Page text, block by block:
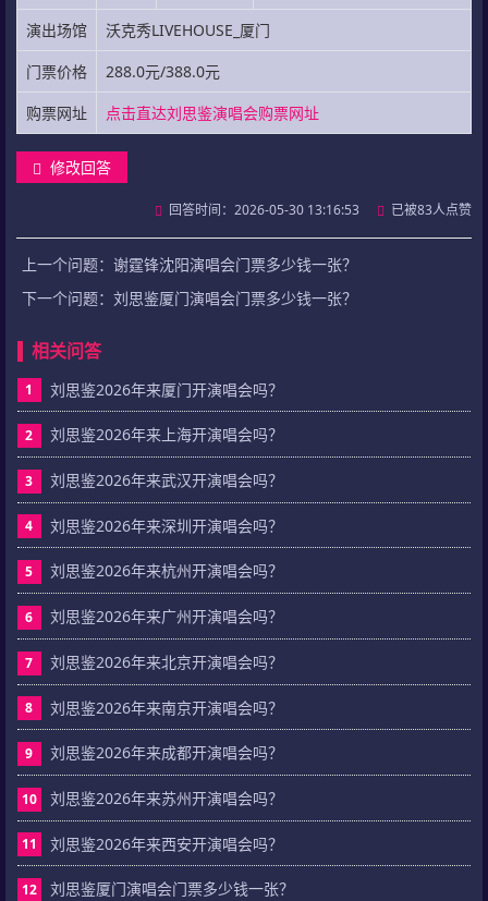
演出场馆
沃克秀LIVEHOUSE_厦门
门票价格
288.0元/388.0元
购票网址
点击直达刘思鉴演唱会购票网址
修改回答
回答时间：2026-05-30 13:16:53 已被83人点赞
上一个问题： 谢霆锋沈阳演唱会门票多少钱一张？
下一个问题： 刘思鉴厦门演唱会门票多少钱一张？
相关问答
1 刘思鉴2026年来厦门开演唱会吗？
2 刘思鉴2026年来上海开演唱会吗？
3 刘思鉴2026年来武汉开演唱会吗？
4 刘思鉴2026年来深圳开演唱会吗？
5 刘思鉴2026年来杭州开演唱会吗？
6 刘思鉴2026年来广州开演唱会吗？
7 刘思鉴2026年来北京开演唱会吗？
8 刘思鉴2026年来南京开演唱会吗？
9 刘思鉴2026年来成都开演唱会吗？
10 刘思鉴2026年来苏州开演唱会吗？
11 刘思鉴2026年来西安开演唱会吗？
12 刘思鉴厦门演唱会门票多少钱一张？